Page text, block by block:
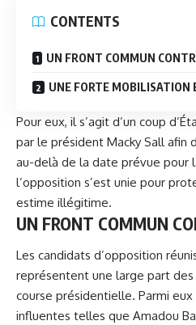
CONTENTS
UN FRONT COMMUN
UNE FORTE MOBILISATION
Pour eux, il s’agit d’un coup
par le président Macky Sallafin
au-delà de la date prévue pour
l’opposition s’est unie pour
estime illégitime.
UN FRONT COMMUN
Les candidats d’opposition
représentent une large part
course présidentielle. Parmi
influentes telles que Amadou